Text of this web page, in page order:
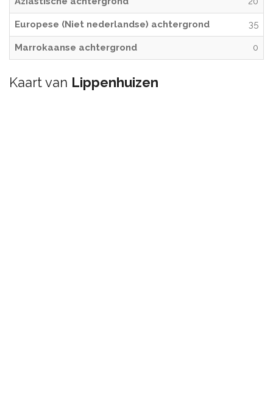
Europese (Niet nederlandse) achtergrond 35
Marrokaanse achtergrond 0
Kaart van Lippenhuizen